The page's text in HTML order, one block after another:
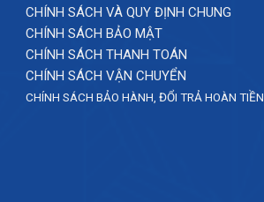
CHÍNH SÁCH VÀ QUY ĐỊNH CHUNG
CHÍNH SÁCH BẢO MẬT
CHÍNH SÁCH THANH TOÁN
CHÍNH SÁCH VẬN CHUYỂN
CHÍNH SÁCH BẢO HÀNH, ĐỔI TRẢ HOÀN TIỀN